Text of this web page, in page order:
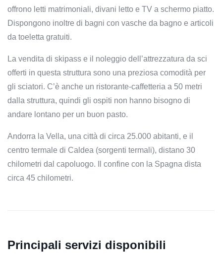
offrono letti matrimoniali, divani letto e TV a schermo piatto.
Dispongono inoltre di bagni con vasche da bagno e articoli
da toeletta gratuiti.
La vendita di skipass e il noleggio dell’attrezzatura da sci
offerti in questa struttura sono una preziosa comodità per
gli sciatori. C’è anche un ristorante-caffetteria a 50 metri
dalla struttura, quindi gli ospiti non hanno bisogno di
andare lontano per un buon pasto.
Andorra la Vella, una città di circa 25.000 abitanti, e il
centro termale di Caldea (sorgenti termali), distano 30
chilometri dal capoluogo. Il confine con la Spagna dista
circa 45 chilometri.
Principali servizi disponibili